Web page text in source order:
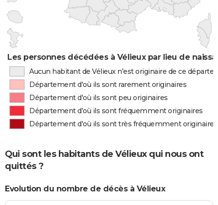
Les personnes décédées à Vélieux par lieu de
Aucun habitant de Vélieux n'est originaire de ce
Département d'où ils sont rarement originaires
Département d'où ils sont peu originaires
Département d'où ils sont fréquemment originaires
Département d'où ils sont très fréquemment originaires
Qui sont les habitants de Vélieux qui nous ont
quittés ?
Evolution du nombre de décès à Vélieux